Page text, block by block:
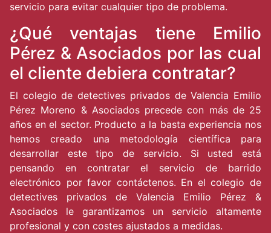
servicio para evitar cualquier tipo de problema.
¿Qué ventajas tiene Emilio
Pérez & Asociados por las cual
el cliente debiera contratar?
El colegio de detectives privados de Valencia Emilio
Pérez Moreno & Asociados precede con más de 25
años en el sector. Producto a la basta experiencia nos
hemos creado una metodología científica para
desarrollar este tipo de servicio. Si usted está
pensando en contratar el servicio de barrido
electrónico por favor contáctenos. En el colegio de
detectives privados de Valencia Emilio Pérez &
Asociados le garantizamos un servicio altamente
profesional y con costes ajustados a medidas.